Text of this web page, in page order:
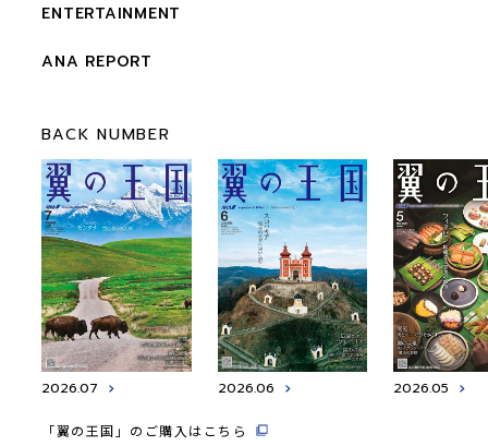
ENTERTAINMENT
ANA REPORT
BACK NUMBER
2026.07 2026.06 2026.05
「翼の王国」のご購入はこちら